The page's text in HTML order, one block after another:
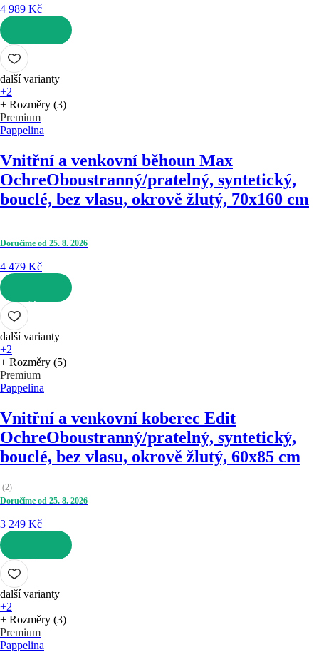
4 989 Kč
DO KOŠÍKU
další varianty
+2
+ Rozměry (3)
Premium
Pappelina
Vnitřní a venkovní běhoun Max
OchreOboustranný/pratelný, syntetický,
bouclé, bez vlasu, okrově žlutý, 70x160 cm
Doručíme od 25. 8. 2026
4 479 Kč
DO KOŠÍKU
další varianty
+2
+ Rozměry (5)
Premium
Pappelina
Vnitřní a venkovní koberec Edit
OchreOboustranný/pratelný, syntetický,
bouclé, bez vlasu, okrově žlutý, 60x85 cm
(2)
Doručíme od 25. 8. 2026
3 249 Kč
DO KOŠÍKU
další varianty
+2
+ Rozměry (3)
Premium
Pappelina